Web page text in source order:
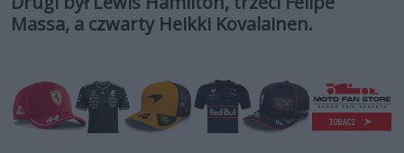
Massa, a czwarty Heikki Kovalainen.